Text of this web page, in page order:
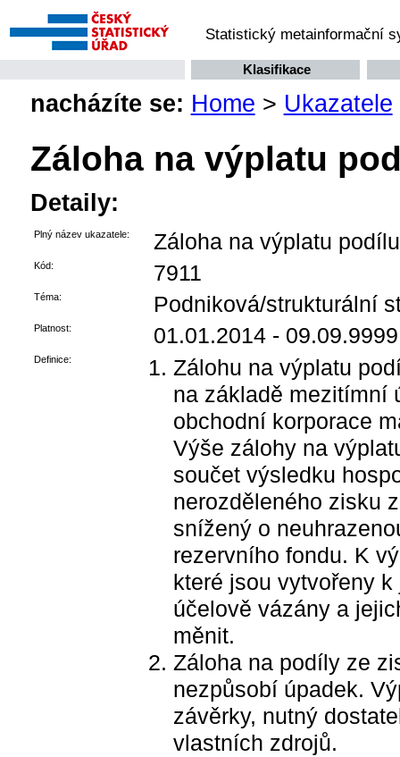
Statistický metainformační
Klasifikace
nacházíte se: Home > Ukazatele
Záloha na výplatu
Detaily:
Plný název ukazatele: Záloha na výplatu
Kód: 7911
Téma: Podniková/strukturální
Platnost: 01.01.2014 - 09.09.9999
Definice:
Zálohu na výplatu
na základě mezitímní
obchodní korporace
Výše zálohy na
součet výsledku
nerozděleného zisku
snížený o
rezervního fondu. K
které jsou vytvořeny
účelově vázány a
měnit.
Záloha na podíly ze
nezpůsobí úpadek.
závěrky, nutný
vlastních zdrojů.